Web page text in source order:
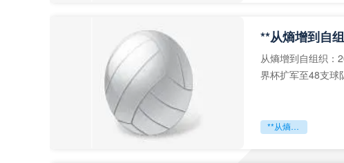
从熵增到自组织：
界杯扩军至48支球
**从熵增到自组织：2026世界杯小组赛战术系统的演化密码**